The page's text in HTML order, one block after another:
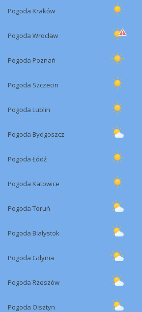
Pogoda Kraków
Pogoda Wrocław
Pogoda Poznań
Pogoda Szczecin
Pogoda Lublin
Pogoda Bydgoszcz
Pogoda Łódź
Pogoda Katowice
Pogoda Toruń
Pogoda Białystok
Pogoda Gdynia
Pogoda Rzeszów
Pogoda Olsztyn